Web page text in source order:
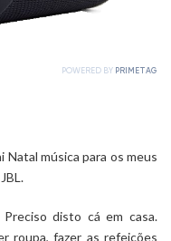
Natal música para os meus
disto cá em casa.
roupa, fazer as refeições